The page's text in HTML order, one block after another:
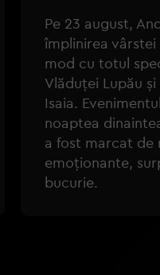
Pe 23 august,
împlinirea
mod cu totul
Vlăduței Lupău
Isaia.
noaptea
a fost marcat de
emoționante,
bucurie.